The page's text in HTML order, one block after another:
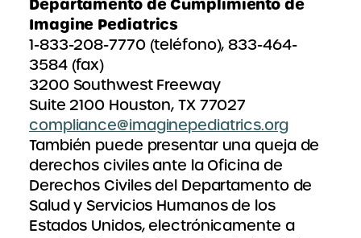
Departamento de Cumplimiento de
Imagine Pediatrics
1-833-208-7770 (teléfono), 833-464-
3584 (fax)
3200 Southwest Freeway
Suite 2100 Houston, TX 77027
compliance@imaginepediatrics.org
También puede presentar una queja de
derechos civiles ante la Oficina de
Derechos Civiles del Departamento de
Salud y Servicios Humanos de los
Estados Unidos, electrónicamente a